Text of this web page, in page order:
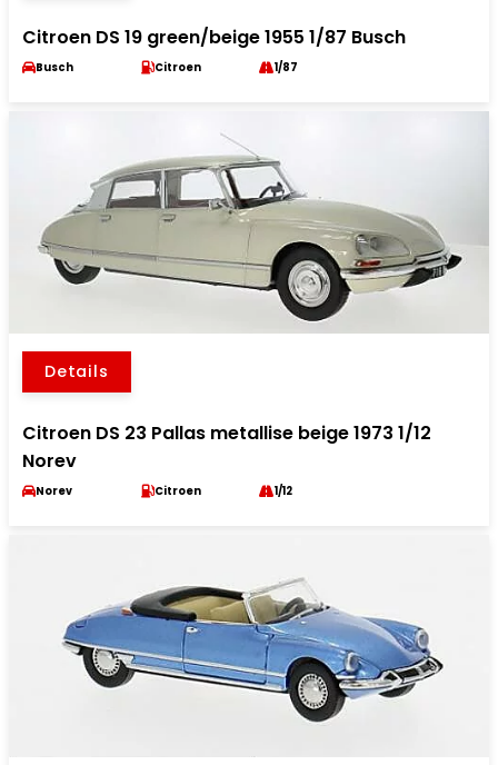
Citroen DS 19 green/beige 1955 1/87 Busch
Busch Citroen 1/87
Details
Citroen DS 23 Pallas metallise beige 1973 1/12
Norev
Norev Citroen 1/12